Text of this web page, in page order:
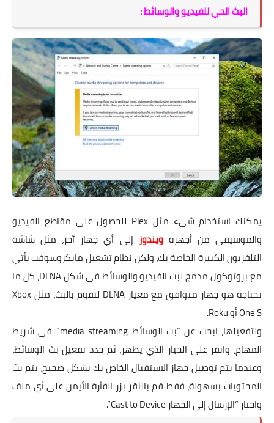
البث الحي للفيديو والوسائط :
يمكنك استخدام شيء مثل Plex للحصول على مقاطع الفيديو
والموسيقى من أجهزةويندوز إلى أي جهاز آخر، مثل شاشة
التلفزيون الكبيرة الخاصة بك، ولكن نظام تشغيل مايكروسوفت يأتي
مع بروتوكول مدمج لبث الفيديو والوسائط في شكل DLNA، كل ما
تحتاجه هو جهاز متوافق مع معيار DLNA لتقوم بالبث، مثل Xbox
One S أو Roku.
ولتفعيلها، ابحث عن “بث الوسائط media streaming” في شريط
المهام، وانقر على الخيار الذي يظهر، ثم حدد تفعيل بث الوسائط،
وعندما يتم توصيل جهاز الاستقبال الخاص بك بشكل صحيح، يتم بث
المحتويات بسهولة، فقط قم بالنقر بزر الفأرة الأيمن على أي ملف
واختار “الإرسال إلى الجهاز Cast to Device”.